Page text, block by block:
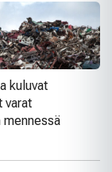
kuluvat
varat
mennessä